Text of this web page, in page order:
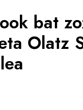
bat
Olatz